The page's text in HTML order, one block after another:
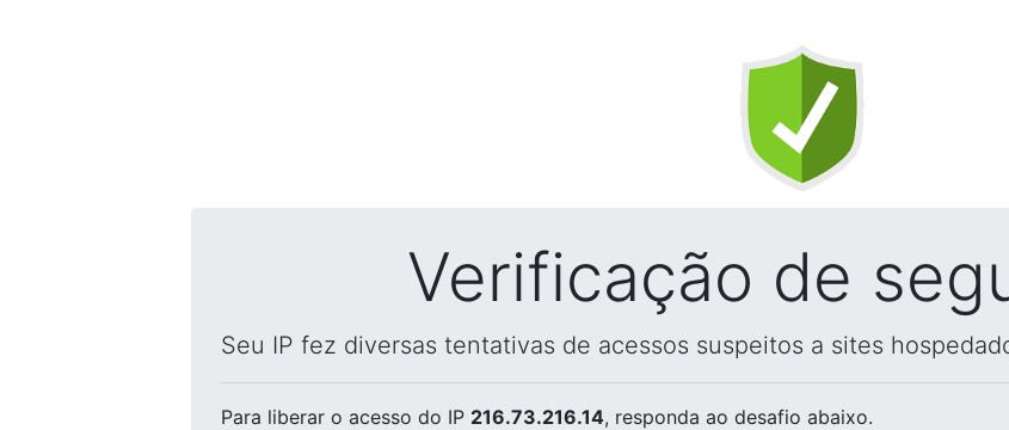
Verificação de
Seu IP fez diversas tentativas de acessos suspeitos a sites
Para liberar o acesso do IP 216.73.216.14, responda ao desafio abaixo.